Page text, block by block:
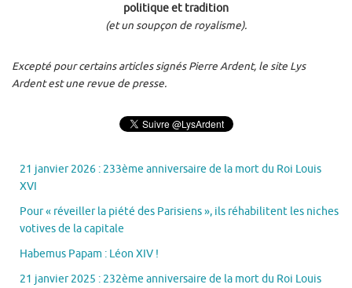
politique et tradition
(et un soupçon de royalisme).
Excepté pour certains articles signés Pierre Ardent, le site Lys
Ardent est une revue de presse.
21 janvier 2026 : 233ème anniversaire de la mort du Roi Louis
XVI
Pour « réveiller la piété des Parisiens », ils réhabilitent les niches
votives de la capitale
Habemus Papam : Léon XIV !
21 janvier 2025 : 232ème anniversaire de la mort du Roi Louis